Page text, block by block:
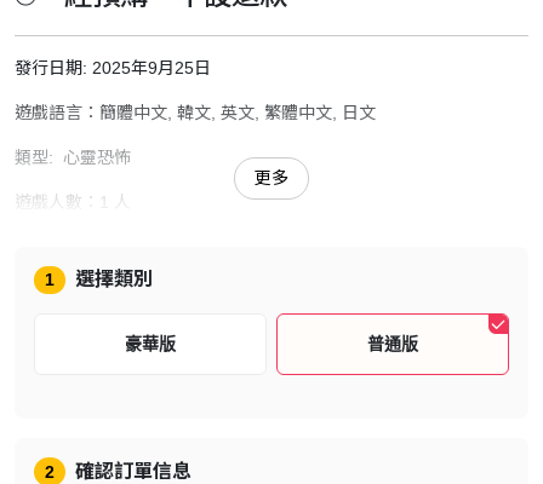
發行日期: 2025年9月25日
遊戲語言：簡體中文, 韓文, 英文, 繁體中文, 日文
類型: 心靈恐怖
遊戲人數：1 人
遊戲介紹
更多
1 選擇類別
豪華版 普通版
2 確認訂單信息